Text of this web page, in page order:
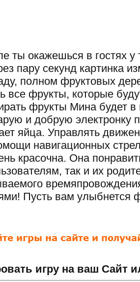
ты окажешься в гостях у
пару секунд картинка
полном фруктовых
все фрукты, которые
фрукты Мина будет в
и добрую электронку
яйца. Управлять
навигационных
красочна. Она
так и их
Пусть вам улыбнется
игру на ваш Сайт